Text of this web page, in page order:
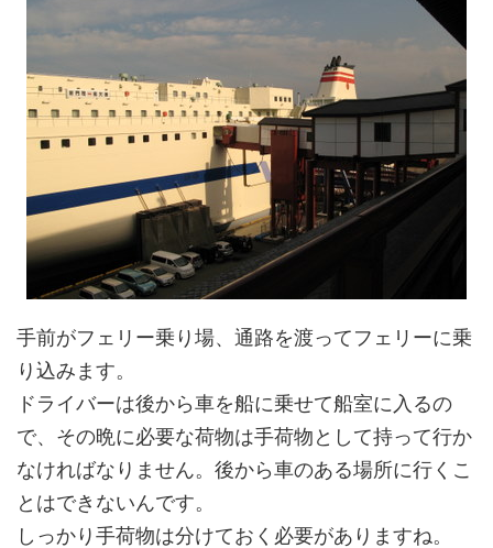
手前がフェリー乗り場、通路を渡ってフェリーに乗
り込みます。
ドライバーは後から車を船に乗せて船室に入るの
で、その晩に必要な荷物は手荷物として持って行か
なければなりません。後から車のある場所に行くこ
とはできないんです。
しっかり手荷物は分けておく必要がありますね。